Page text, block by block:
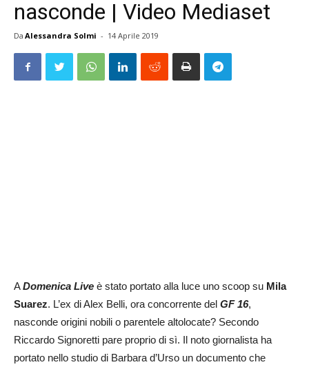
nasconde | Video Mediaset
Da Alessandra Solmi - 14 Aprile 2019
ADomenica Live è stato portato alla luce uno scoop su Mila
Suarez. L’ex di Alex Belli, ora concorrente del GF 16,
nasconde origini nobili o parentele altolocate? Secondo
Riccardo Signoretti pare proprio di sì. Il noto giornalista ha
portato nello studio di Barbara d’Urso un documento che